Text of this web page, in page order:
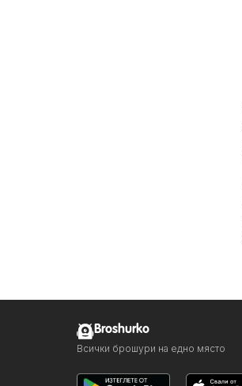
Broshurko
Всички брошури на едно място